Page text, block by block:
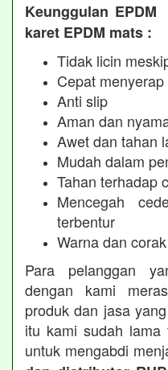
Keunggulan
karet EPDM mats :
Tidak licin
Cepat menyerap
Anti slip
Aman dan
Awet dan tahan
Mudah dalam
Tahan terhadap
Mencegah
terbentur
Warna dan
Para pelanggan
dengan kami
produk dan jasa
itu kami sudah lama
untuk mengabdi